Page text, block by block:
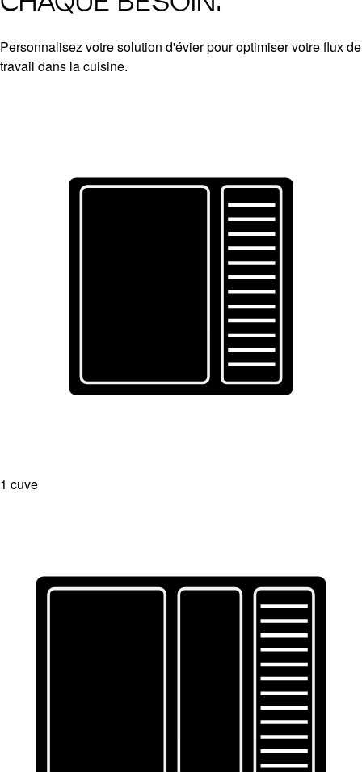
Personnalisez votre solution d'évier pour optimiser votre flux de
travail dans la cuisine.
1 cuve